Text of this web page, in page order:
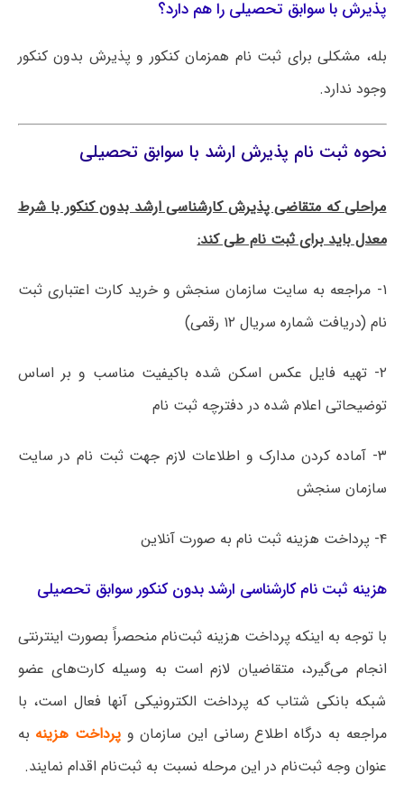
پذیرش با سوابق تحصیلی را هم دارد؟
بله، مشکلی برای ثبت نام همزمان کنکور و پذیرش بدون کنکور
وجود ندارد.
نحوه ثبت نام پذیرش ارشد با سوابق تحصیلی
مراحلی که متقاضی پذیرش کارشناسی ارشد بدون کنکور با شرط
معدل باید برای ثبت نام طی کند:
۱- مراجعه به سایت سازمان سنجش و خرید کارت اعتباری ثبت
نام (دریافت شماره سریال ۱۲ رقمی)
۲- تهیه فایل عکس اسکن شده باکیفیت مناسب و بر اساس
توضیحاتی اعلام شده در دفترچه ثبت نام
۳- آماده کردن مدارک و اطلاعات لازم جهت ثبت نام در سایت
سازمان سنجش
۴- پرداخت هزینه ثبت نام به صورت آنلاین
هزینه ثبت نام کارشناسی ارشد بدون کنکور سوابق تحصیلی
با توجه به اینکه پرداخت هزینه ثبت‌نام منحصراً بصورت اینترنتی
انجام می‌گیرد، متقاضیان لازم است به وسیله کارت‌های عضو
شبکه بانکی شتاب که پرداخت الکترونیکی آنها فعال است، با
مراجعه به درگاه اطلاع رسانی این سازمان و پرداخت هزینه به
عنوان وجه ثبت‌نام در این مرحله نسبت به ثبت‌نام اقدام نمایند.